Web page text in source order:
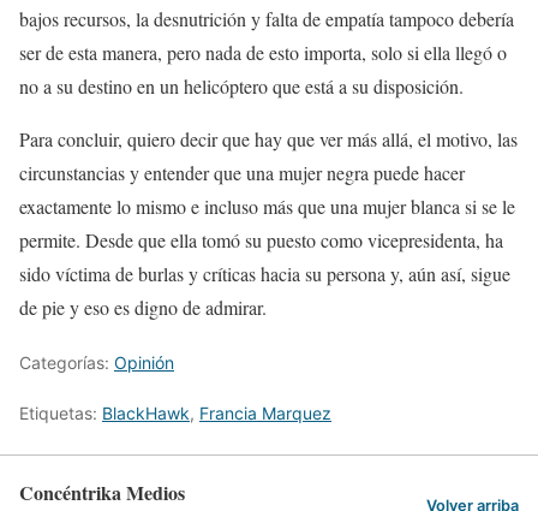
bajos recursos, la desnutrición y falta de empatía tampoco debería
ser de esta manera, pero nada de esto importa, solo si ella llegó o
no a su destino en un helicóptero que está a su disposición.
Para concluir, quiero decir que hay que ver más allá, el motivo, las
circunstancias y entender que una mujer negra puede hacer
exactamente lo mismo e incluso más que una mujer blanca si se le
permite. Desde que ella tomó su puesto como vicepresidenta, ha
sido víctima de burlas y críticas hacia su persona y, aún así, sigue
de pie y eso es digno de admirar.
Categorías: Opinión
Etiquetas: BlackHawk, Francia Marquez
Concéntrika Medios Volver arriba